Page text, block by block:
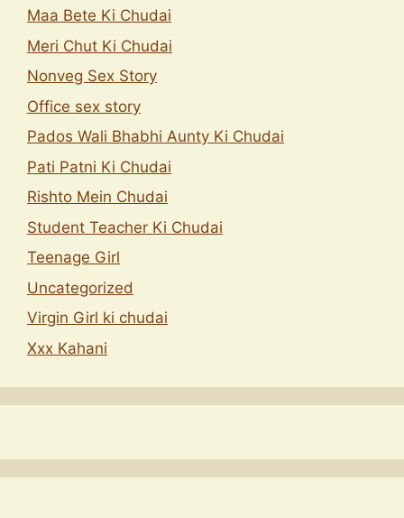
Maa Bete Ki Chudai
Meri Chut Ki Chudai
Nonveg Sex Story
Office sex story
Pados Wali Bhabhi Aunty Ki Chudai
Pati Patni Ki Chudai
Rishto Mein Chudai
Student Teacher Ki Chudai
Teenage Girl
Uncategorized
Virgin Girl ki chudai
Xxx Kahani